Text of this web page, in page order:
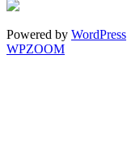
Powered by WordPress
WPZOOM